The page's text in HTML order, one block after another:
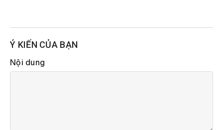
Ý KIẾN CỦA BẠN
Nội dung